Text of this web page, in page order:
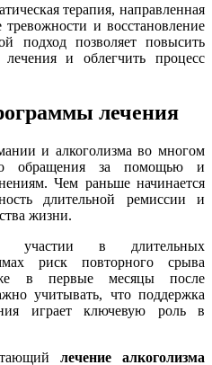
терапия, направленная
и восстановление
подход позволяет повысить
и облегчить процесс
лечения
и алкоголизма во многом
обращения за помощью и
Чем раньше начинается
длительной ремиссии и
жизни.
участии в длительных
риск повторного срыва
в первые месяцы после
учитывать, что поддержка
играет ключевую роль в
лечение алкоголизма